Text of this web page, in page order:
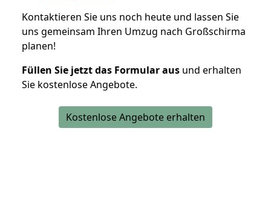
Kontaktieren Sie uns noch heute und lassen Sie
uns gemeinsam Ihren Umzug nach Großschirma
planen!
Füllen Sie jetzt das Formular aus und erhalten
Sie kostenlose Angebote.
Kostenlose Angebote erhalten